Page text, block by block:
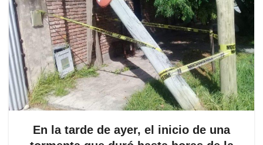
En la tarde de ayer, el inicio de una